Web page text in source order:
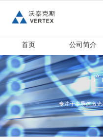
首页 公司简介
专注于半导体激